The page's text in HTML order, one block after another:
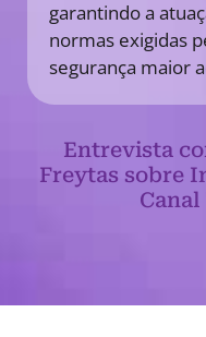
garantindo a
normas exigidas
segurança maior
Entrevista
Freytas sobre